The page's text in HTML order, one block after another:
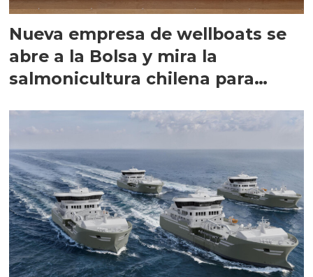
Nueva empresa de wellboats se
abre a la Bolsa y mira la
salmonicultura chilena para